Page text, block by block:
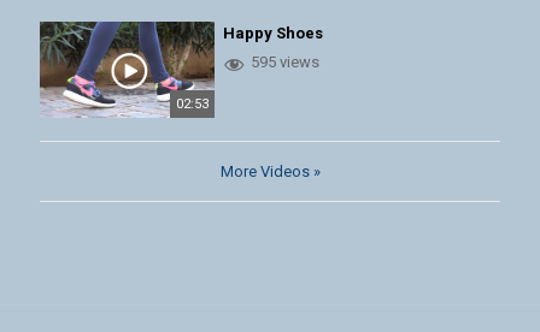
02:53
Happy Shoes
595 views
More Videos »